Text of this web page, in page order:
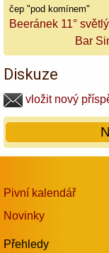
čep "pod komínem"
Beeránek 11° světlý
Bar
Diskuze
vložit nový
Pivní kalendář
Novinky
Přehledy